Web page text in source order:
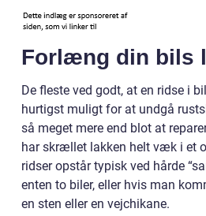
Forlæng din bils
De fleste ved godt, at en ridse i
hurtigst muligt for at undgå
så meget mere end blot at
har skrællet lakken helt væk i et
ridser opstår typisk ved hårde
enten to biler, eller hvis man
en sten eller en vejchikane.